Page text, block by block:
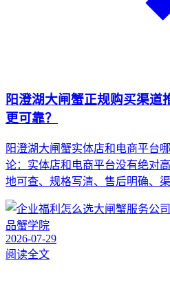
阳澄湖大闸蟹正规购买渠道
更可靠？
阳澄湖大闸蟹实体店和电商平台
论：实体店和电商平台没有绝对
地可查、规格写清、售后明确、
品蟹学院
2026-07-29
阅读全文